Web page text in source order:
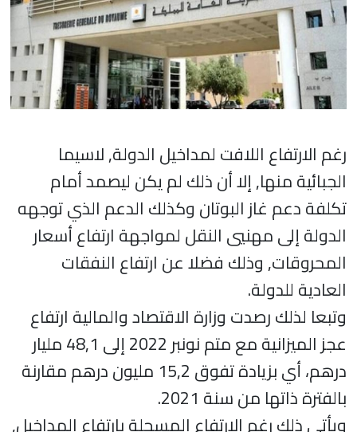
رغم الارتفاع اللافت لمداخيل الدولة, لاسيما
الجبائية منها, إلا أن ذلك لم يكن ليصمد أمام
تكلفة دعم غاز البوتان وكذلك الدعم الذي توجهه
الدولة إلى مهنيي النقل لمواجهة ارتفاع أسعار
المحروقات, وذلك فضلا عن ارتفاع النفقات
العادية للدولة.
وتبعا لذلك رصدت وزارة الاقتصاد والمالية ارتفاع
عجز الميزانية مع متم نونبر 2022 إلى 48,1 مليار
درهم، أي بزيادة تفوق 15,2 مليون درهم مقارنة
بالفترة ذاتها من سنة 2021.
ويأتي ذلك رغم الارتفاع المسجلة بارتفاع المداخيل,